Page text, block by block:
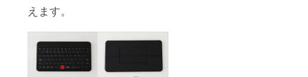
えます。